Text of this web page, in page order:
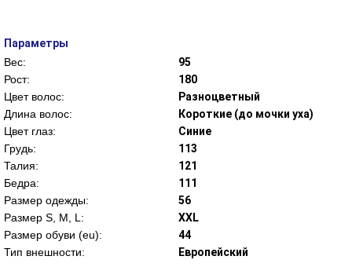
Параметры
Вес:
95
Рост:
180
Цвет волос:
Разноцветный
Длина волос:
Короткие (до мочки уха)
Цвет глаз:
Синие
Грудь:
113
Талия:
121
Бедра:
111
Размер одежды:
56
Размер S, M, L:
XXL
Размер обуви (eu):
44
Тип внешности:
Европейский